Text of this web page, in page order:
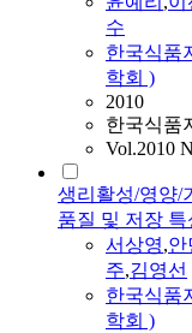
수
한국식품
학회 )
2010
한국식품
Vol.2010
생리활성/영양/
품질 및 저장 특
서상영,안
주,김영선
한국식품
학회 )